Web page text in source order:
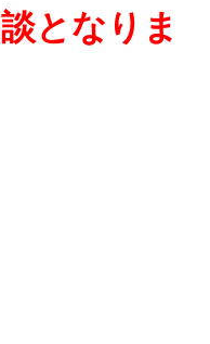
となりま